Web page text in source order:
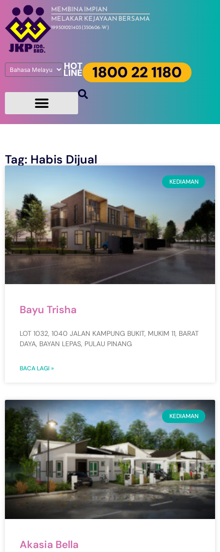
MEMBINA IMPIAN
MELAKAR KEJAYAAN BERSAMA
199501021403 (350606-W)
HOT
LINE 1800 22 1180
Tag: Habis Dijual
KEDIAMAN
Bayu Trisha
LOT 1032, 1040 JALAN KAMPUNG BUKIT, MUKIM 11, BARAT
DAYA, BAYAN LEPAS, PULAU PINANG
BACA LAGI »
KEDIAMAN
Akasia Bella